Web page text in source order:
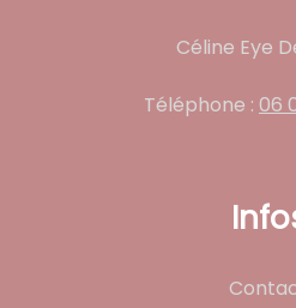
Céline Eye
Téléphone : 06